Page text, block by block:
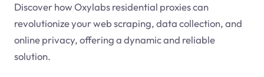
Discover how Oxylabs residential proxies can
revolutionize your web scraping, data collection, and
online privacy, offering a dynamic and reliable
solution.